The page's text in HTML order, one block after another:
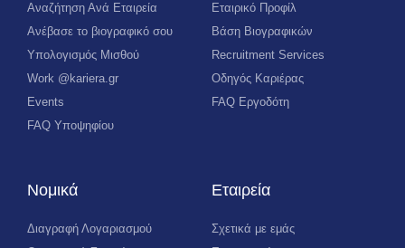
Αναζήτηση Ανά Εταιρεία
Ανέβασε το βιογραφικό σου
Υπολογισμός Μισθού
Work @kariera.gr
Events
FAQ Υποψηφίου
Εταιρικό Προφίλ
Βάση Βιογραφικών
Recruitment Services
Οδηγός Καριέρας
FAQ Εργοδότη
Νομικά
Διαγραφή Λογαριασμού
Εταιρεία
Σχετικά με εμάς